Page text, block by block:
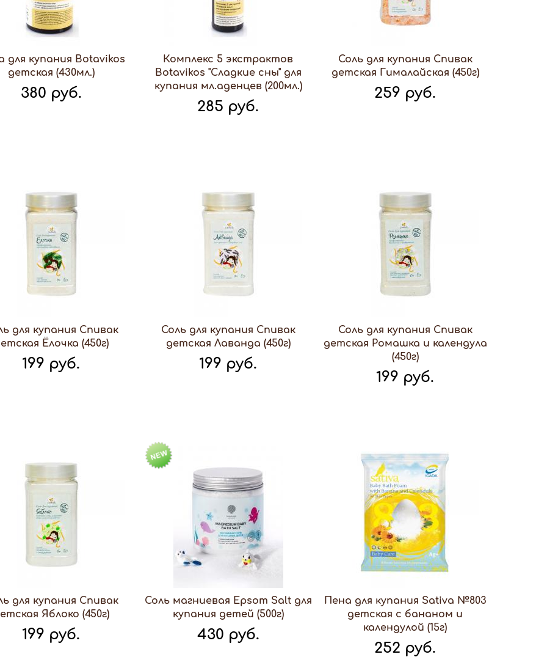
для купания Botavikos
детская (430мл.)
380 руб.
Комплекс 5 экстрактов
Botavikos "Сладкие сны" для
купания мл.аденцев (200мл.)
285 руб.
Соль для купания Спивак
детская Гималайская (450г)
259 руб.
для купания Спивак
Ёлочка (450г)
199 руб.
Соль для купания Спивак
детская Лаванда (450г)
199 руб.
Соль для купания Спивак
детская Ромашка и календула
(450г)
199 руб.
для купания Спивак
Яблоко (450г)
199 руб.
Соль магниевая Epsom Salt для
купания детей (500г)
430 руб.
Пена для купания Sativa №803
детская с бананом и
календулой (15г)
252 руб.